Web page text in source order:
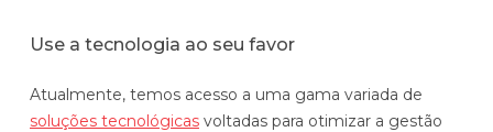
Use a tecnologia ao seu favor
Atualmente, temos acesso a uma gama variada de
soluções tecnológicas voltadas para otimizar a gestão